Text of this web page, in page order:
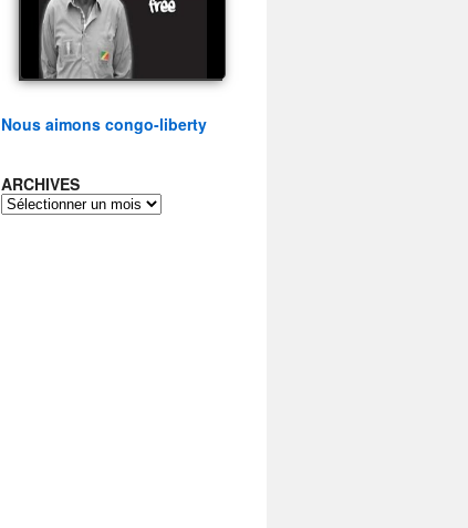
watch video
Nous aimons congo-liberty
ARCHIVES
ARCHIVES